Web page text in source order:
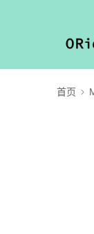
首页